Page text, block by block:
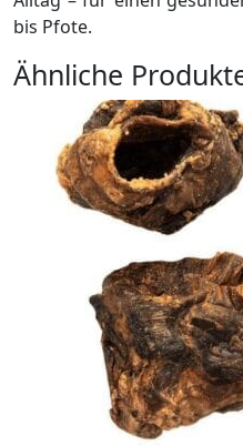
bis Pfote.
Ähnliche